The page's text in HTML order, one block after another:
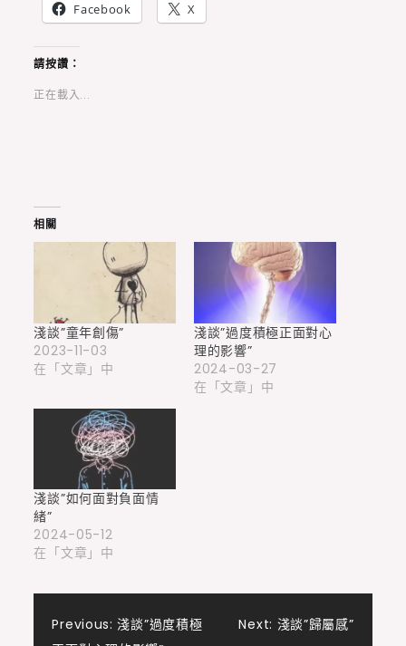
Facebook X
請按讚：
正在載入...
相關
淺談”童年創傷”
2023-11-03
在「文章」中
淺談”過度積極正面對心
理的影響”
2024-03-27
在「文章」中
淺談”如何面對負面情
緒”
2024-05-12
在「文章」中
文
Previous: 淺談”過度積極
Next: 淺談”歸屬感”